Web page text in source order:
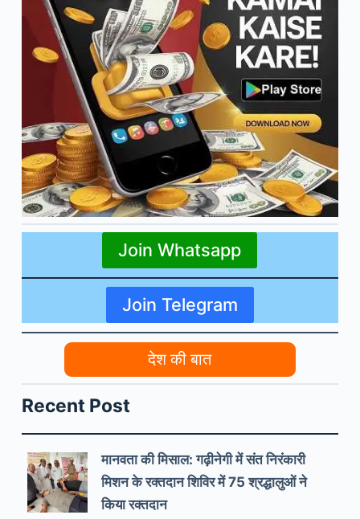
Join Whatsapp
Join Telegram
देश की बात
Recent Post
मानवता की मिसाल: गढ़ीनेगी में संत निरंकारी
मिशन के रक्तदान शिविर में 75 श्रद्धालुओं ने
किया रक्तदान